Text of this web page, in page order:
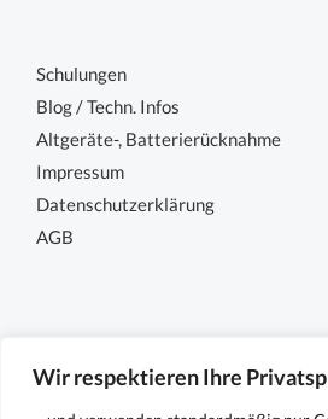
Wir respektieren Ihre
Schulungen
Blog / Techn. Infos
Altgeräte-, Batterierücknahme
Impressum
Datenschutzerklärung
AGB